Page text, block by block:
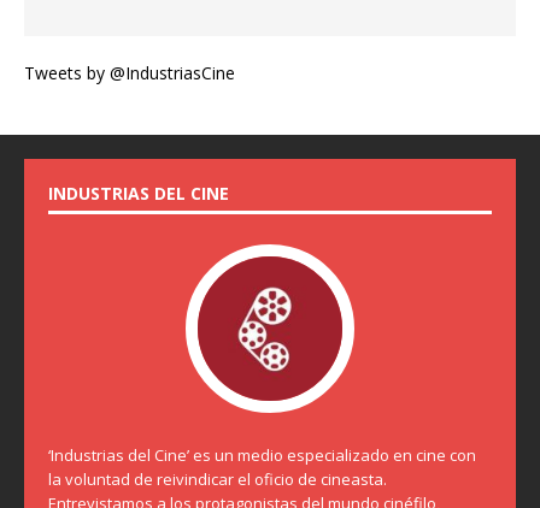
Tweets by @IndustriasCine
INDUSTRIAS DEL CINE
‘Industrias del Cine’ es un medio especializado en cine con
la voluntad de reivindicar el oficio de cineasta.
Entrevistamos a los protagonistas del mundo cinéfilo,